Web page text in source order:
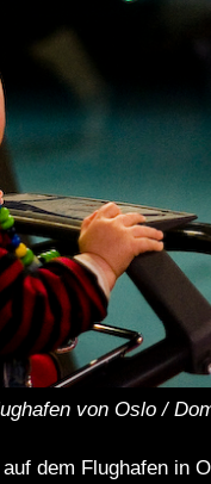
von Oslo /
dem Flughafen in